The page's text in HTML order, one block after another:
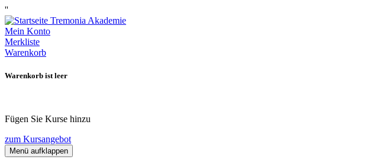
''
Mein Konto
Merkliste
Warenkorb
Warenkorb ist leer
Fügen Sie Kurse hinzu
zum Kursangebot
Menü aufklappen